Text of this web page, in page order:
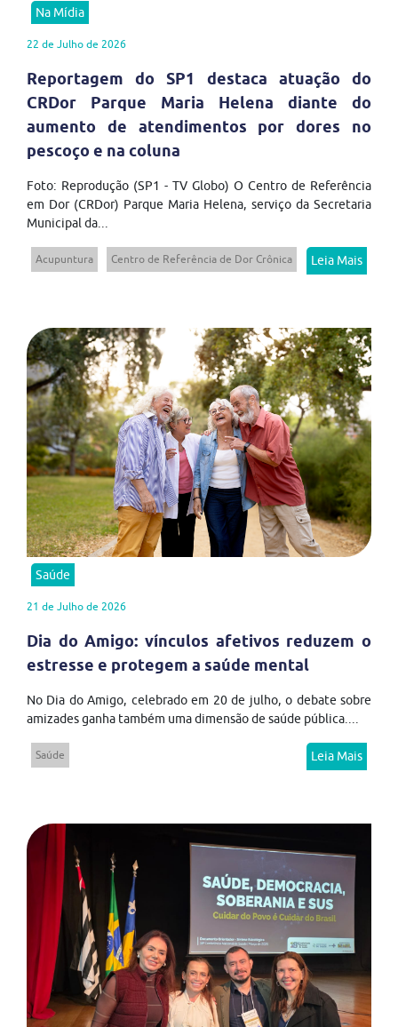
Na Mídia
22 de Julho de 2026
Reportagem do SP1 destaca atuação do
CRDor Parque Maria Helena diante do
aumento de atendimentos por dores no
pescoço e na coluna
Foto: Reprodução (SP1 - TV Globo) O Centro de Referência
em Dor (CRDor) Parque Maria Helena, serviço da Secretaria
Municipal da...
Acupuntura Centro de Referência de Dor Crônica Leia Mais
Saúde
21 de Julho de 2026
Dia do Amigo: vínculos afetivos reduzem o
estresse e protegem a saúde mental
No Dia do Amigo, celebrado em 20 de julho, o debate sobre
amizades ganha também uma dimensão de saúde pública....
Saúde Leia Mais